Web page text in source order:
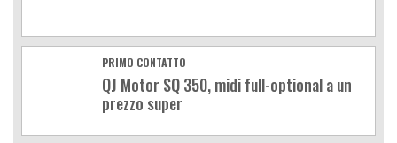
PRIMO CONTATTO
QJ Motor SQ 350, midi full-optional a un
prezzo super